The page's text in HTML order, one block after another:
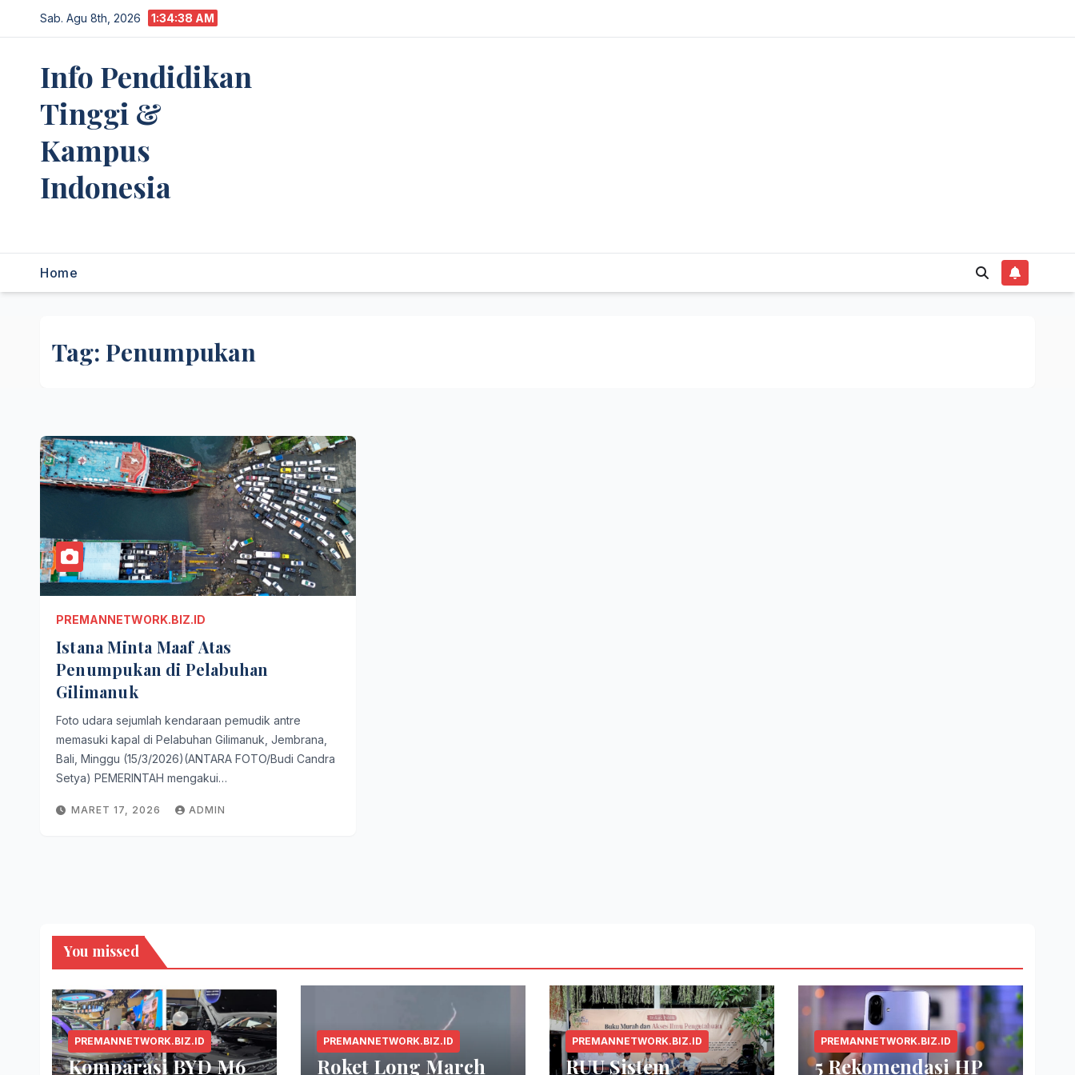
to
Sab. Agu 8th, 2026 1:34:38 AM
Info Pendidikan
Tinggi &
Kampus
Indonesia
Home
Tag: Penumpukan
PREMANNETWORK.BIZ.ID
Istana Minta Maaf Atas
Penumpukan di Pelabuhan
Gilimanuk
Foto udara sejumlah kendaraan pemudik antre
memasuki kapal di Pelabuhan Gilimanuk, Jembrana,
Bali, Minggu (15/3/2026)(ANTARA FOTO/Budi Candra
Setya) PEMERINTAH mengakui…
MARET 17, 2026 ADMIN
You missed
PREMANNETWORK.BIZ.ID
Komparasi BYD M6
PREMANNETWORK.BIZ.ID
Roket Long March
PREMANNETWORK.BIZ.ID
RUU Sistem
PREMANNETWORK.BIZ.ID
5 Rekomendasi HP